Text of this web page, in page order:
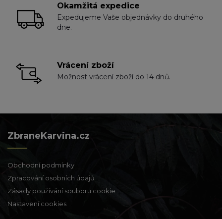
Okamžitá expedice
Expedujeme Vaše objednávky do druhého
dne.
Vrácení zboží
Možnost vrácení zboží do 14 dnů.
ZbraneKarvina.cz
Obchodní podmínky
Zpracování osobních údajů
Zásady používání souboru cookie
Nastavení cookies